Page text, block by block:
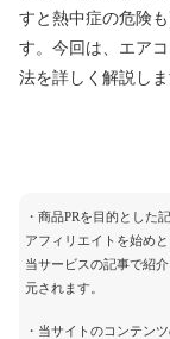
すと熱中症の危険
す。今回は、エア
法を詳しく解説しま
・商品PRを目的とした
アフィリエイトを始め
当サービスの記事で紹
元されます。
・当サイトのコンテン